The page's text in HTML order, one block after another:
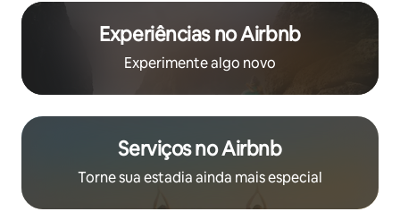
Experiências no Airbnb
Experimente algo novo
Serviços no Airbnb
Torne sua estadia ainda mais especial